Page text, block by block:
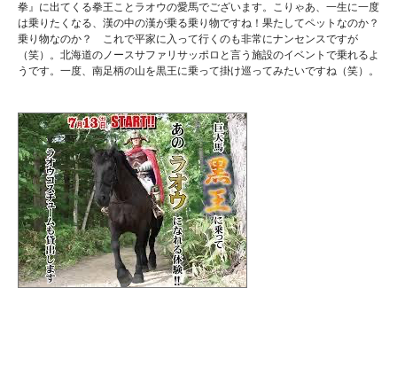
拳』に出てくる拳王ことラオウの愛馬でございます。こりゃあ、一生に一度
は乗りたくなる、漢の中の漢が乗る乗り物ですね！果たしてペットなのか？
乗り物なのか？ これで平家に入って行くのも非常にナンセンスですが
（笑）。北海道のノースサファリサッポロと言う施設のイベントで乗れるよ
うです。一度、南足柄の山を黒王に乗って掛け巡ってみたいですね（笑）。